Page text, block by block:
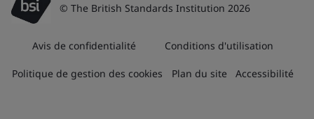
© The British Standards Institution 2026
Avis de confidentialité Conditions d'utilisation
Politique de gestion des cookies Plan du site Accessibilité